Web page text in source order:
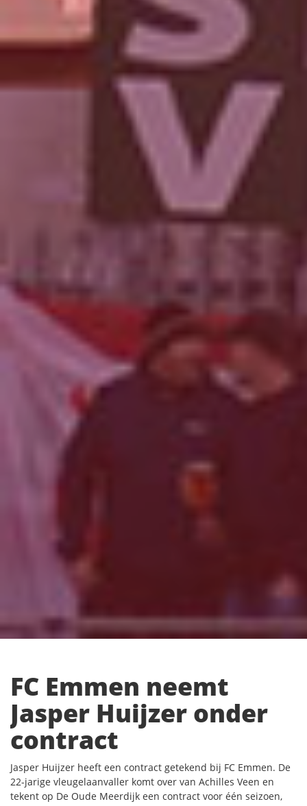
FC Emmen neemt
Jasper Huijzer onder
contract
Jasper Huijzer heeft een contract getekend bij FC Emmen. De
22-jarige vleugelaanvaller komt over van Achilles Veen en
tekent op De Oude Meerdijk een contract voor één seizoen,